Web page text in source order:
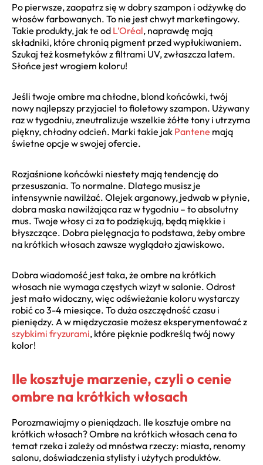
Po pierwsze, zaopatrz się w dobry szampon i odżywkę do
włosów farbowanych. To nie jest chwyt marketingowy.
Takie produkty, jak te od L’Oréal, naprawdę mają
składniki, które chronią pigment przed wypłukiwaniem.
Szukaj też kosmetyków z filtrami UV, zwłaszcza latem.
Słońce jest wrogiem koloru!
Jeśli twoje ombre ma chłodne, blond końcówki, twój
nowy najlepszy przyjaciel to fioletowy szampon. Używany
raz w tygodniu, zneutralizuje wszelkie żółte tony i utrzyma
piękny, chłodny odcień. Marki takie jak Pantene mają
świetne opcje w swojej ofercie.
Rozjaśnione końcówki niestety mają tendencję do
przesuszania. To normalne. Dlatego musisz je
intensywnie nawilżać. Olejek arganowy, jedwab w płynie,
dobra maska nawilżająca raz w tygodniu – to absolutny
mus. Twoje włosy ci za to podziękują, będą miękkie i
błyszczące. Dobra pielęgnacja to podstawa, żeby ombre
na krótkich włosach zawsze wyglądało zjawiskowo.
Dobra wiadomość jest taka, że ombre na krótkich
włosach nie wymaga częstych wizyt w salonie. Odrost
jest mało widoczny, więc odświeżanie koloru wystarczy
robić co 3-4 miesiące. To duża oszczędność czasu i
pieniędzy. A w międzyczasie możesz eksperymentować z
szybkimi fryzurami, które pięknie podkreślą twój nowy
kolor!
Ile kosztuje marzenie, czyli o cenie
ombre na krótkich włosach
Porozmawiajmy o pieniądzach. Ile kosztuje ombre na
krótkich włosach? Ombre na krótkich włosach cena to
temat rzeka i zależy od mnóstwa rzeczy: miasta, renomy
salonu, doświadczenia stylisty i użytych produktów.